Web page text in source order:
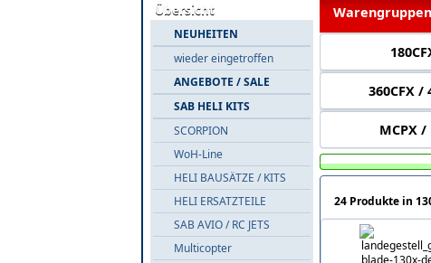
Übersicht
NEUHEITEN
wieder eingetroffen
ANGEBOTE / SALE
SAB HELI KITS
SCORPION
WoH-Line
HELI BAUSÄTZE / KITS
HELI ERSATZTEILE
SAB AVIO / RC JETS
Multicopter
360CFX /
MCPX /
24 Produkte in